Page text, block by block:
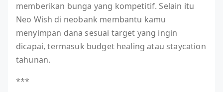
memberikan bunga yang kompetitif. Selain itu
Neo Wish di neobank membantu kamu
menyimpan dana sesuai target yang ingin
dicapai, termasuk budget healing atau staycation
tahunan.
***